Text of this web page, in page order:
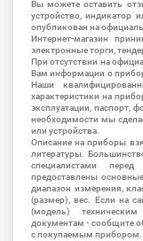
Вы можете оставить
устройство, индикатор
опубликован на
Интернет-магазин
электронные торги,
При отсутствии на
Вам информации о
Наши
характеристики на
эксплуатации, паспорт,
необходимости мы
или устройства.
Описание на приборы
литературы.
специалистами
предоставлены
диапазон измерения,
(размер), вес. Если на
(модель)
документам - сообщите
с покупаемым прибором.